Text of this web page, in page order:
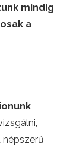
mindig
a
népszerű